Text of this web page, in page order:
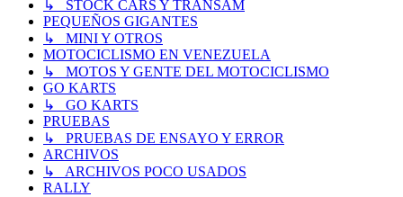
↳ STOCK CARS Y TRANSAM
PEQUEÑOS GIGANTES
↳ MINI Y OTROS
MOTOCICLISMO EN VENEZUELA
↳ MOTOS Y GENTE DEL MOTOCICLISMO
GO KARTS
↳ GO KARTS
PRUEBAS
↳ PRUEBAS DE ENSAYO Y ERROR
ARCHIVOS
↳ ARCHIVOS POCO USADOS
RALLY